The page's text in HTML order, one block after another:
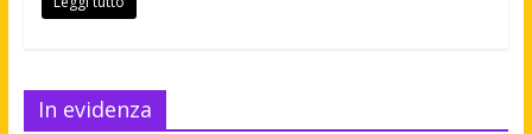
In evidenza